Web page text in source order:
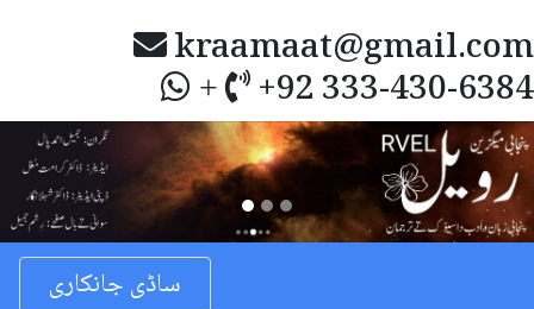
kraamaat@gmail.com
+ +92 333-430-6384
Previous
ساڈی جانکاری